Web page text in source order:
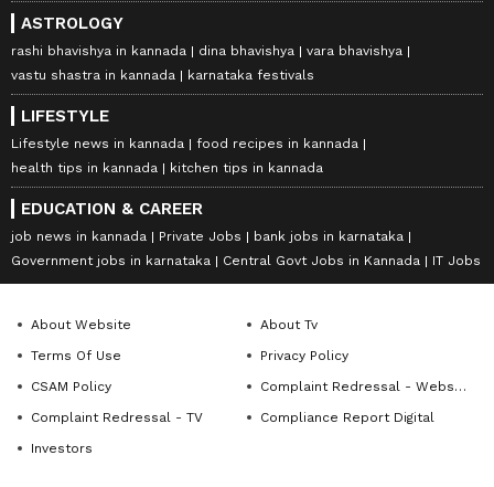
ASTROLOGY
rashi bhavishya in kannada dina bhavishya
vara bhavishya
vastu shastra in kannada
karnataka festivals
LIFESTYLE
Lifestyle news in kannada
food recipes in kannada
health tips in kannada
kitchen tips in kannada
EDUCATION & CAREER
job news in kannada Private Jobs
bank jobs in karnataka
Government jobs in karnataka
Central Govt Jobs in Kannada IT Jobs
About Website
About Tv
Terms Of Use
Privacy Policy
CSAM Policy
Complaint Redressal - Website
Complaint Redressal - TV
Compliance Report Digital
Investors